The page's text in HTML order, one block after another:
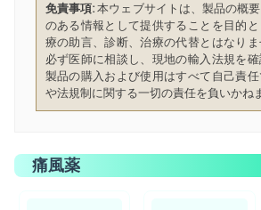
免責事項:本ウェブサイトは、製品の概
のある情報として提供することを目的
療の助言、診断、治療の代替とはなり
必ず医師に相談し、現地の輸入法規を確
製品の購入および使用はすべて自己責
や法規制に関する一切の責任を負いかね
痛風薬